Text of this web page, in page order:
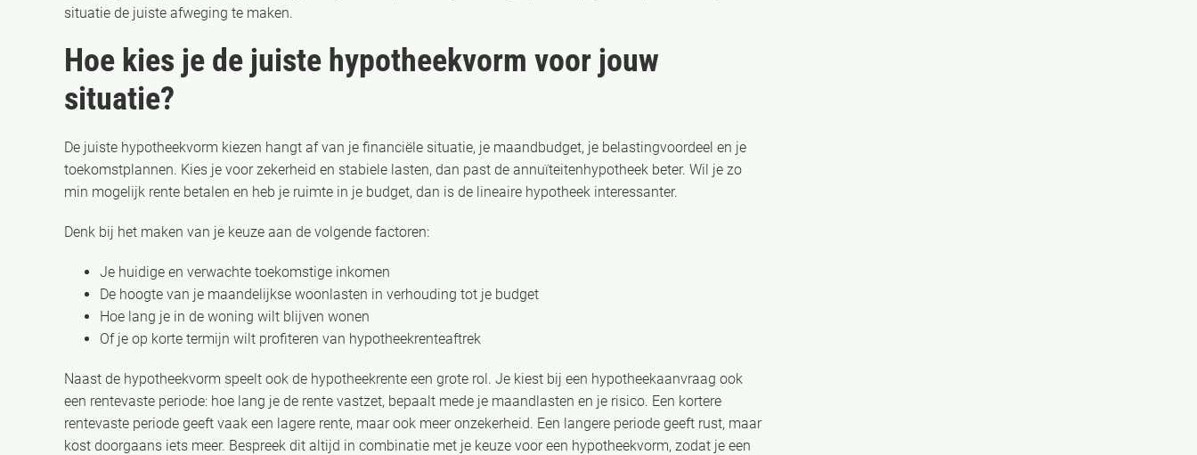
situatie de juiste afweging te maken.
Hoe kies je de juiste hypotheekvorm voor jouw
situatie?
De juiste hypotheekvorm kiezen hangt af van je financiële situatie, je maandbudget, je belastingvoordeel en je
toekomstplannen. Kies je voor zekerheid en stabiele lasten, dan past de annuïteitenhypotheek beter. Wil je zo
min mogelijk rente betalen en heb je ruimte in je budget, dan is de lineaire hypotheek interessanter.
Denk bij het maken van je keuze aan de volgende factoren:
Je huidige en verwachte toekomstige inkomen
De hoogte van je maandelijkse woonlasten in verhouding tot je budget
Hoe lang je in de woning wilt blijven wonen
Of je op korte termijn wilt profiteren van hypotheekrenteaftrek
Naast de hypotheekvorm speelt ook de hypotheekrente een grote rol. Je kiest bij een hypotheekaanvraag ook
een rentevaste periode: hoe lang je de rente vastzet, bepaalt mede je maandlasten en je risico. Een kortere
rentevaste periode geeft vaak een lagere rente, maar ook meer onzekerheid. Een langere periode geeft rust, maar
kost doorgaans iets meer. Bespreek dit altijd in combinatie met je keuze voor een hypotheekvorm, zodat je een